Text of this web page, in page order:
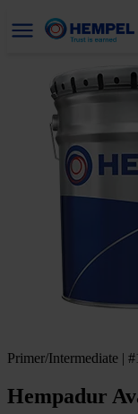
Primer/Intermediate |
Hempadur